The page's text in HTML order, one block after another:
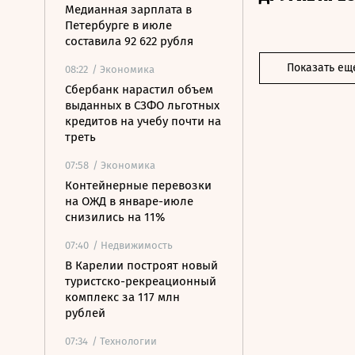
Медианная зарплата в
Петербурге в июле
составила 92 622 рубля
08:22 / Экономика
Сбербанк нарастил объем
выданных в СЗФО льготных
кредитов на учебу почти на
треть
07:58 / Экономика
Контейнерные перевозки
на ОЖД в январе-июле
снизились на 11%
07:40 / Недвижимость
В Карелии построят новый
туристско-рекреационный
комплекс за 117 млн
рублей
07:34 / Технологии
Показать